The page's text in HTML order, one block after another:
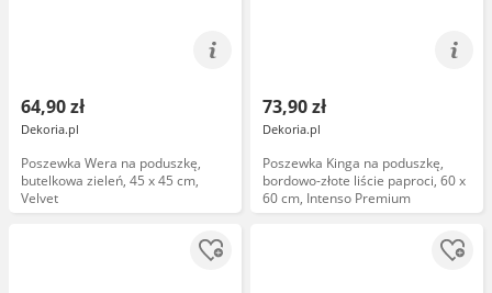
64,90 zł
Dekoria.pl
Poszewka Wera na poduszkę,
butelkowa zieleń, 45 x 45 cm,
Velvet
73,90 zł
Dekoria.pl
Poszewka Kinga na poduszkę,
bordowo-złote liście paproci, 60 x
60 cm, Intenso Premium